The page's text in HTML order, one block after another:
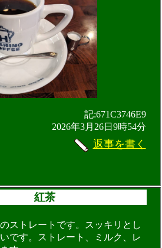
記:671C3746E9
2026年3月26日9時54分
返事を書く
紅茶
ストレートです。スッキリとし
です。ストレート、ミルク、レ